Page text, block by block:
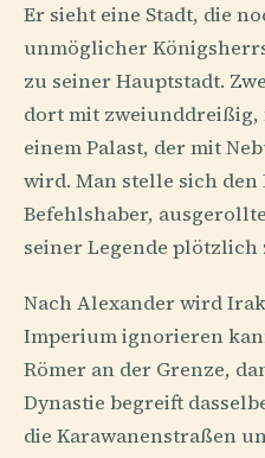
Er sieht eine Stadt, die
unmöglicher
zu seiner Hauptstadt.
dort mit
einem Palast, der mit
wird. Man stelle sich
Befehlshaber,
seiner Legende
Nach Alexander wird
Imperium ignorieren
Römer an der Grenze,
Dynastie begreift
die Karawanenstraßen